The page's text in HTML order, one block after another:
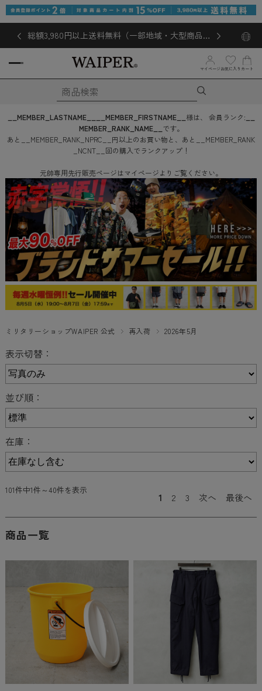
総額3,980円以上送料無料（一部地域・大型商品対
象外あり）
マイページ お気に入り カート
__MEMBER_LASTNAME__ __MEMBER_FIRSTNAME__ 様は、 会員ランク:
MEMBER_RANK_NAME__ です。
あと
__MEMBER_RANK_NPRC__ 円以上のお買い物と、あと
__MEMBER_RANK
_NCNT__ 回の購入でランクアップ！
元帥専用先行販売ページはマイページよりご覧ください。
ミリタリーショップWAIPER 公式 再入荷 2026年5月
表示切替：
並び順：
在庫：
101件中1件～40件を表示
1 2 3 次へ 最後へ
商品一覧